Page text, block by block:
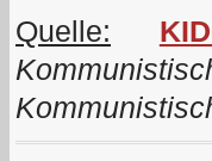
Quelle: